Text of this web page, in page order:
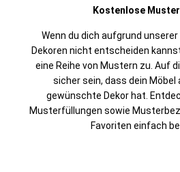
Kostenlose
Wenn du dich aufgrund
Dekoren nicht entscheiden
eine Reihe von Mustern zu. Auf
sicher sein, dass dein Möbel
gewünschte Dekor hat.
Musterfüllungen sowie
Favoriten einfach